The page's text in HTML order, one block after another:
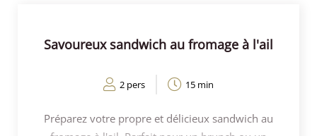
Savoureux sandwich au fromage à l'ail
2 pers 15 min
Préparez votre propre et délicieux sandwich au